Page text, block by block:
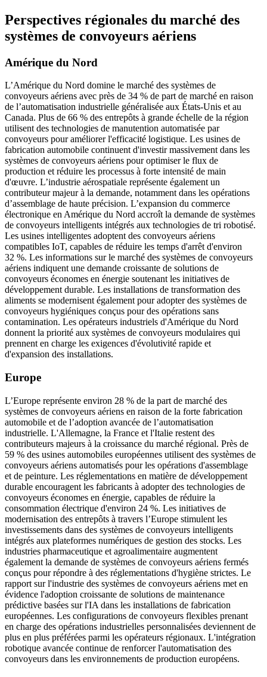
Perspectives régionales du marché des
systèmes de convoyeurs aériens
Amérique du Nord
L’Amérique du Nord domine le marché des systèmes de
convoyeurs aériens avec près de 34 % de part de marché en raison
de l’automatisation industrielle généralisée aux États-Unis et au
Canada. Plus de 66 % des entrepôts à grande échelle de la région
utilisent des technologies de manutention automatisée par
convoyeurs pour améliorer l'efficacité logistique. Les usines de
fabrication automobile continuent d'investir massivement dans les
systèmes de convoyeurs aériens pour optimiser le flux de
production et réduire les processus à forte intensité de main
d'œuvre. L’industrie aérospatiale représente également un
contributeur majeur à la demande, notamment dans les opérations
d’assemblage de haute précision. L’expansion du commerce
électronique en Amérique du Nord accroît la demande de systèmes
de convoyeurs intelligents intégrés aux technologies de tri robotisé.
Les usines intelligentes adoptent des convoyeurs aériens
compatibles IoT, capables de réduire les temps d'arrêt d'environ
32 %. Les informations sur le marché des systèmes de convoyeurs
aériens indiquent une demande croissante de solutions de
convoyeurs économes en énergie soutenant les initiatives de
développement durable. Les installations de transformation des
aliments se modernisent également pour adopter des systèmes de
convoyeurs hygiéniques conçus pour des opérations sans
contamination. Les opérateurs industriels d'Amérique du Nord
donnent la priorité aux systèmes de convoyeurs modulaires qui
prennent en charge les exigences d'évolutivité rapide et
d'expansion des installations.
Europe
L’Europe représente environ 28 % de la part de marché des
systèmes de convoyeurs aériens en raison de la forte fabrication
automobile et de l’adoption avancée de l’automatisation
industrielle. L'Allemagne, la France et l'Italie restent des
contributeurs majeurs à la croissance du marché régional. Près de
59 % des usines automobiles européennes utilisent des systèmes de
convoyeurs aériens automatisés pour les opérations d'assemblage
et de peinture. Les réglementations en matière de développement
durable encouragent les fabricants à adopter des technologies de
convoyeurs économes en énergie, capables de réduire la
consommation électrique d'environ 24 %. Les initiatives de
modernisation des entrepôts à travers l’Europe stimulent les
investissements dans des systèmes de convoyeurs intelligents
intégrés aux plateformes numériques de gestion des stocks. Les
industries pharmaceutique et agroalimentaire augmentent
également la demande de systèmes de convoyeurs aériens fermés
conçus pour répondre à des réglementations d'hygiène strictes. Le
rapport sur l'industrie des systèmes de convoyeurs aériens met en
évidence l'adoption croissante de solutions de maintenance
prédictive basées sur l'IA dans les installations de fabrication
européennes. Les configurations de convoyeurs flexibles prenant
en charge des opérations industrielles personnalisées deviennent de
plus en plus préférées parmi les opérateurs régionaux. L'intégration
robotique avancée continue de renforcer l'automatisation des
convoyeurs dans les environnements de production européens.